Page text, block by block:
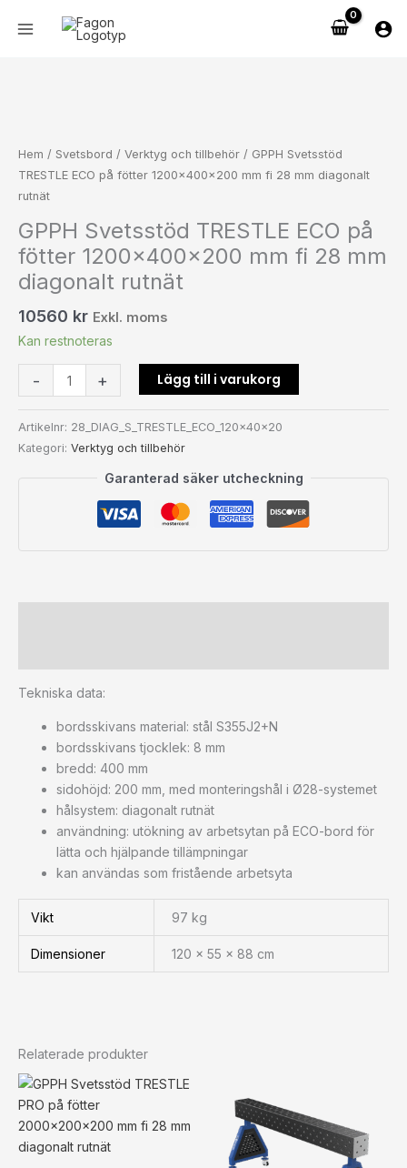
Hem / Svetsbord / Verktyg och tillbehör / GPPH Svetsstöd
TRESTLE ECO på fötter 1200x400x200 mm fi 28 mm diagonalt
rutnät
GPPH Svetsstöd TRESTLE ECO på
fötter 1200x400x200 mm fi 28 mm
diagonalt rutnät
10560 kr Exkl. moms
Kan restnoteras
-
ECO
på
fötter
mm
fi
28
diagonalt
rutnät
+ Lägg till i varukorg
Artikelnr: 28_DIAG_S_TRESTLE_ECO_120x40x20
Kategori: Verktyg och tillbehör
Garanterad säker utcheckning
Tekniska data:
bordsskivans material: stål S355J2+N
bordsskivans tjocklek: 8 mm
bredd: 400 mm
sidohöjd: 200 mm, med monteringshål i Ø28-systemet
hålsystem: diagonalt rutnät
användning: utökning av arbetsytan på ECO-bord för
lätta och hjälpande tillämpningar
kan användas som fristående arbetsyta
Vikt 97 kg
Dimensioner 120 × 55 × 88 cm
Relaterade produkter
på
fötter
diagonalt